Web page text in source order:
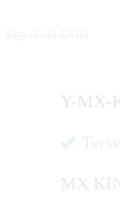
Y-MX-
MX